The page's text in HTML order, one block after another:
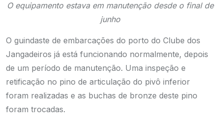
O equipamento estava em manutenção desde o final de
junho
O guindaste de embarcações do porto do Clube dos
Jangadeiros já está funcionando normalmente, depois
de um período de manutenção. Uma inspeção e
retificação no pino de articulação do pivô inferior
foram realizadas e as buchas de bronze deste pino
foram trocadas.